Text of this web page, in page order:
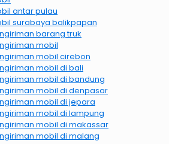
antar pulau
surabaya balikpapan
barang truk
mobil
mobil cirebon
mobil di bali
mobil di bandung
mobil di denpasar
mobil di jepara
mobil di lampung
mobil di makassar
mobil di malang